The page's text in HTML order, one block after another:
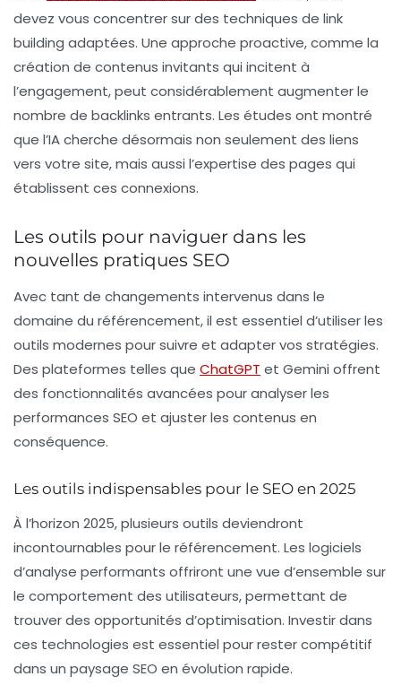
devez vous concentrer sur des techniques de link
building adaptées. Une approche proactive, comme la
création de contenus invitants qui incitent à
l’engagement, peut considérablement augmenter le
nombre de backlinks entrants. Les études ont montré
que l’IA cherche désormais non seulement des liens
vers votre site, mais aussi l’expertise des pages qui
établissent ces connexions.
Les outils pour naviguer dans les
nouvelles pratiques SEO
Avec tant de changements intervenus dans le
domaine du référencement, il est essentiel d’utiliser les
outils modernes pour suivre et adapter vos stratégies.
Des plateformes telles que ChatGPT et Gemini offrent
des fonctionnalités avancées pour analyser les
performances SEO et ajuster les contenus en
conséquence.
Les outils indispensables pour le SEO en 2025
À l’horizon 2025, plusieurs outils deviendront
incontournables pour le référencement. Les logiciels
d’analyse performants offriront une vue d’ensemble sur
le comportement des utilisateurs, permettant de
trouver des opportunités d’optimisation. Investir dans
ces technologies est essentiel pour rester compétitif
dans un paysage SEO en évolution rapide.